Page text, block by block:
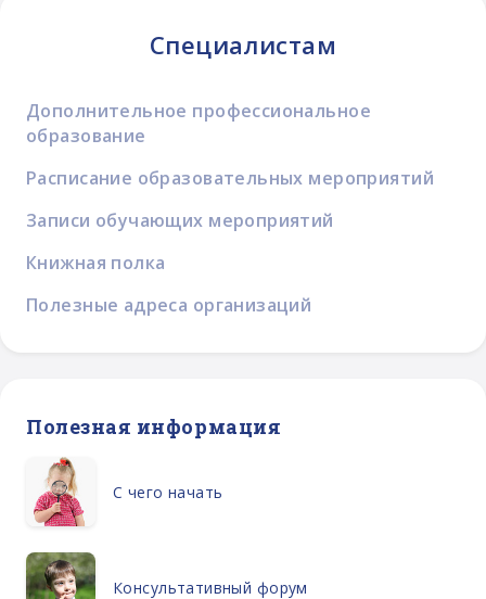
Специалистам
Дополнительное профессиональное
образование
Расписание образовательных мероприятий
Записи обучающих мероприятий
Книжная полка
Полезные адреса организаций
Полезная информация
С чего начать
Консультативный форум